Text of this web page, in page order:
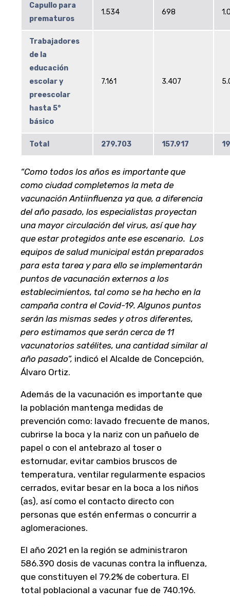
Capullo para
prematuros
1.534 698
Trabajadores
de la
educación
escolar y
preescolar
hasta 5°
básico
7.161 3.407
Total 279.703 157.917
“Como todos los años es importante que
como ciudad completemos la meta de
vacunación Antiinfluenza ya que, a diferencia
del año pasado, los especialistas proyectan
una mayor circulación del virus, así que hay
que estar protegidos ante ese escenario. Los
equipos de salud municipal están preparados
para esta tarea y para ello se implementarán
puntos de vacunación externos a los
establecimientos, tal como se ha hecho en la
campaña contra el Covid-19. Algunos puntos
serán las mismas sedes y otros diferentes,
pero estimamos que serán cerca de 11
vacunatorios satélites, una cantidad similar al
año pasado”, indicó el Alcalde de Concepción,
Álvaro Ortiz.
Además de la vacunación es importante que
la población mantenga medidas de
prevención como: lavado frecuente de manos,
cubrirse la boca y la nariz con un pañuelo de
papel o con el antebrazo al toser o
estornudar, evitar cambios bruscos de
temperatura, ventilar regularmente espacios
cerrados, evitar besar en la boca a los niños
(as), así como el contacto directo con
personas que estén enfermas o concurrir a
aglomeraciones.
El año 2021 en la región se administraron
586.390 dosis de vacunas contra la influenza,
que constituyen el 79.2% de cobertura. El
total poblacional a vacunar fue de 740.196.